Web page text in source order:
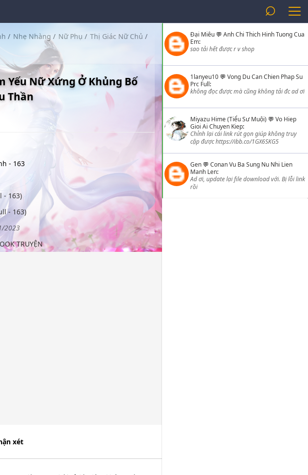
⌕
/ Nhẹ Nhàng / Nữ Phụ / Thị Giác Nữ Chủ /
Yếu Nữ Xứng Ở Khủng Bố
Thần
- 163
- 163)
- 163)
2023
TRUYỆN
xét
Đại Miêu 💬 Anh Chi Thich Hinh Tuong Cua
Em:
sao tải hết được r v shop
1lanyeu10 💬 Vong Du Can Chien Phap Su
Prc Full:
không đọc được mà cũng không tải đc ad ơi
Miyazu Hime (Tiểu Sư Muội) 💬 Vo Hiep
Gioi Ai Chuyen Kiep:
Chỉnh lại cái link rút gọn giúp không truy
cập được https://ibb.co/1GX6SKG5
Gen 💬 Conan Vu Ba Sung Nu Nhi Lien
Manh Len:
Ad ơi, update lại file download với. Bị lỗi link
rồi